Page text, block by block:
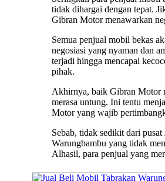
tidak dihargai dengan tepat.
Gibran Motor menawarkan
Semua penjual mobil bekas
negosiasi yang nyaman dan
terjadi hingga mencapai
pihak.
Akhirnya, baik Gibran Motor
merasa untung. Ini tentu
Motor yang wajib
Sebab, tidak sedikit dari
Warungbambu yang tidak
Alhasil, para penjual yang